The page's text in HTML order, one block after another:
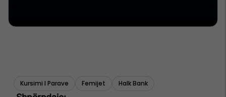
Kursimi I Parave Femijet Halk Bank